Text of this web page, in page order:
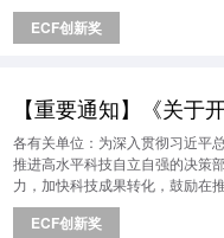
ECF创新奖
各有关单位：为深入贯彻习近平
推进高水平科技自立自强的决策
力，加快科技成果转化，鼓励在
源技术创新奖奖励办法》的有关
太地区非常规能源领域具有专
ECF创新奖